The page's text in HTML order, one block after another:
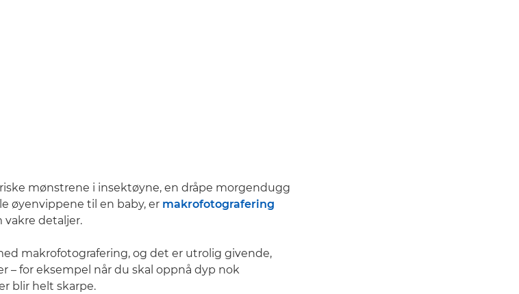
mønstrene i insektøyne, en dråpe morgendugg
øyenvippene til en baby, er makrofotografering
vakre detaljer.
makrofotografering, og det er utrolig givende,
– for eksempel når du skal oppnå dyp nok
blir helt skarpe.